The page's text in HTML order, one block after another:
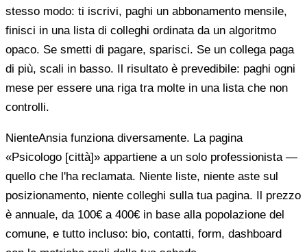
stesso modo: ti iscrivi, paghi un abbonamento mensile,
finisci in una lista di colleghi ordinata da un algoritmo
opaco. Se smetti di pagare, sparisci. Se un collega paga
di più, scali in basso. Il risultato è prevedibile: paghi ogni
mese per essere una riga tra molte in una lista che non
controlli.
NienteAnsia funziona diversamente. La pagina
«Psicologo [città]» appartiene a un solo professionista —
quello che l'ha reclamata. Niente liste, niente aste sul
posizionamento, niente colleghi sulla tua pagina. Il prezzo
è annuale, da 100€ a 400€ in base alla popolazione del
comune, e tutto incluso: bio, contatti, form, dashboard